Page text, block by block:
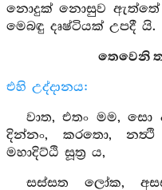
නොදුක් නොසුව ඇත්තේ
මෙබඳු දෘෂ්ටියක් උපදී යි.
තෙවෙනි
එහි උද්දානය:
වාත, එතං මම, සො
දින්නං, කරතො,
මහාදිට්ඨි සූත්‍ර ය,
සස්සත ලෝක,